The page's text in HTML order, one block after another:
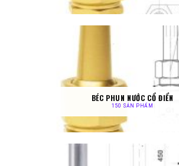
BÉC PHUN NƯỚC CỔ ĐIỂN
150 SẢN PHẨM